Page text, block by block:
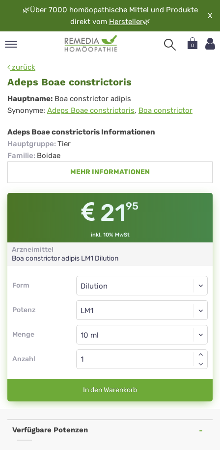
🌿Über 7000 homöopathische Mittel und Produkte
direkt vom Hersteller🌿
X
0
zurück
Adeps Boae constrictoris
Adeps
Boae
constrictoris
Hauptname: Boa constrictor adipis
Synonyme: Adeps Boae constrictoris, Boa constrictor
Adeps Boae constrictoris Informationen
Hauptgruppe: Tier
Familie: Boidae
MEHR INFORMATIONEN
2195
inkl. 10% MwSt
Arzneimittel
Boa constrictor adipis LM1 Dilution
Form
Form
Potenz
Dilution
LM1
Menge
Dilution
Anzahl
In den Warenkorb
Verfügbare Potenzen